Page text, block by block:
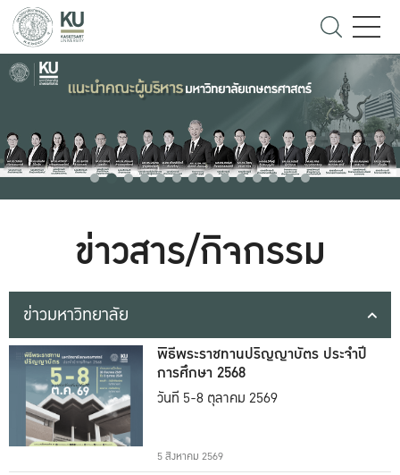
ข่าวสาร/กิจกรรม
ข่าวมหาวิทยาลัย
พิธีพระราชทานปริญญาบัตร ประจำปี
การศึกษา 2568
วันที่ 5-8 ตุลาคม 2569
5 สิงหาคม 2569